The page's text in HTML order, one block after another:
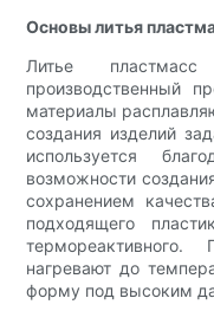
Основы литья
Литье
производственный
материалы
создания изделий
используется
возможности
сохранением
подходящего
нагревают до
форму под высоким